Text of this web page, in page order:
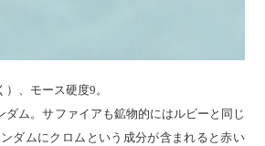
、モース硬度9。
ダム。サファイアも鉱物的にはルビーと同じ
ダムにクロムという成分が含まれると赤い